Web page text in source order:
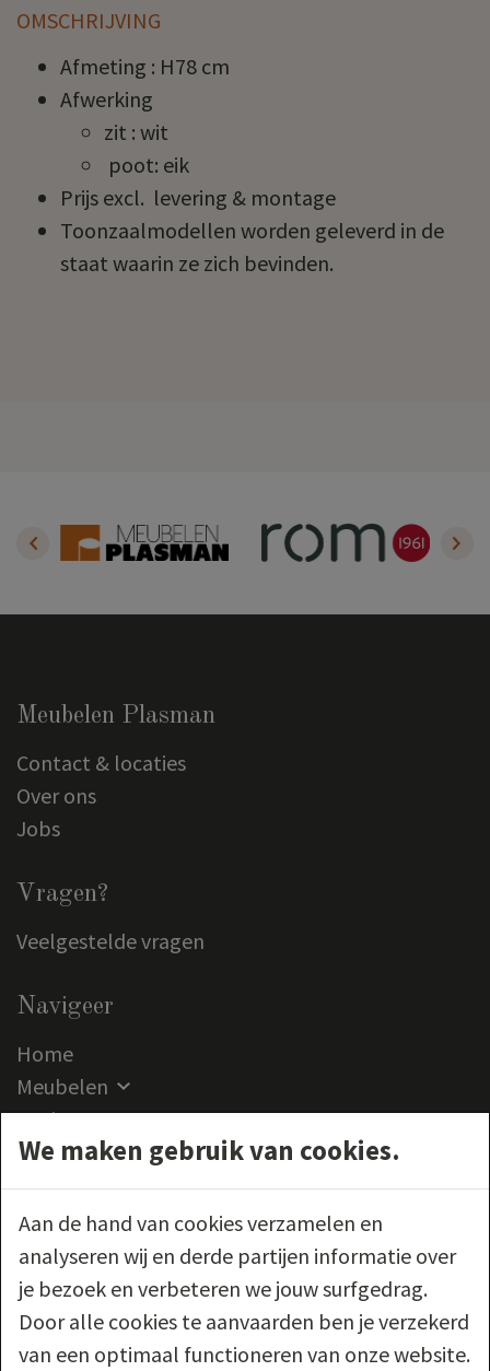
OMSCHRIJVING
Afmeting : H78 cm
Afwerking
zit : wit
poot: eik
Prijs excl. levering & montage
Toonzaalmodellen worden geleverd in de
staat waarin ze zich bevinden.
Meubelen Plasman
Contact & locaties
Over ons
Jobs
Vragen?
Veelgestelde vragen
Navigeer
Home
Meubelen
Outlet
Klantenservice
Contact
Volg ons
We maken gebruik van cookies.
Aan de hand van cookies verzamelen en
analyseren wij en derde partijen informatie over
je bezoek en verbeteren we jouw surfgedrag.
Door alle cookies te aanvaarden ben je verzekerd
van een optimaal functioneren van onze website.